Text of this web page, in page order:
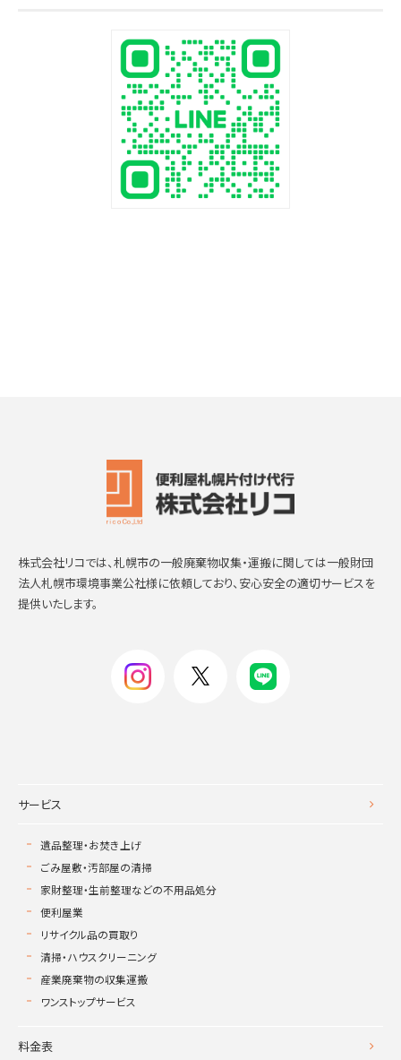
株式会社リコでは、札幌市の一般廃棄物収集・運搬に関しては一般財団
法人札幌市環境事業公社様に依頼しており、安心安全の適切サービスを
提供いたします。
サービス
遺品整理・お焚き上げ
ごみ屋敷・汚部屋の清掃
家財整理・生前整理などの不用品処分
便利屋業
リサイクル品の買取り
清掃・ハウスクリーニング
産業廃棄物の収集運搬
ワンストップサービス
料金表